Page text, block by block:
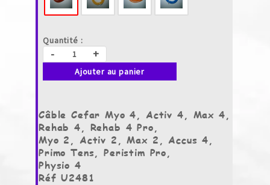
Quantité :
- +
Ajouter au panier
Câble Cefar Myo 4, Activ 4, Max 4,
Rehab 4, Rehab 4 Pro,
Myo 2, Activ 2, Max 2, Accus 4,
Primo Tens, Peristim Pro,
Physio 4
Réf U2481